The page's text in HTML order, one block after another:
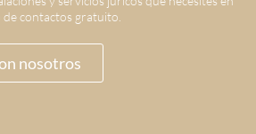
contactos gratuito.
nosotros